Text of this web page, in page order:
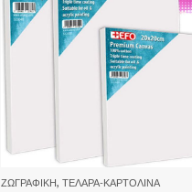
ΖΩΓΡΑΦΙΚΉ, ΤΕΛΆΡΑ-ΚΑΡΤΟΛΊΝΑ